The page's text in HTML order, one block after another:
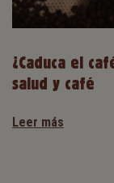
¿Caduca el
salud y café
Leer más